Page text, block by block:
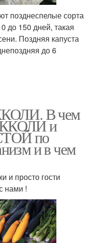
позднеспелые сорта
до 150 дней, такая
Поздняя капуста
до 6
В чем
и
по
и в чем
и просто гости
нами !